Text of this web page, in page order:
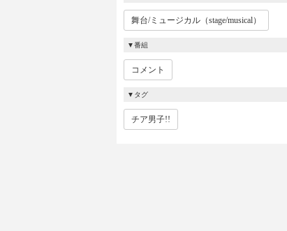
舞台/ミュージカル（stage/musical）
番組
コメント
タグ
チア男子!!